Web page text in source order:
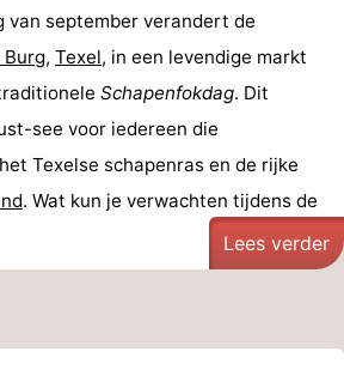
van september verandert de
Burg, Texel, in een levendige markt
Schapenfokdag. Dit
see voor iedereen die
Texelse schapenras en de rijke
. Wat kun je verwachten tijdens de
Lees verder